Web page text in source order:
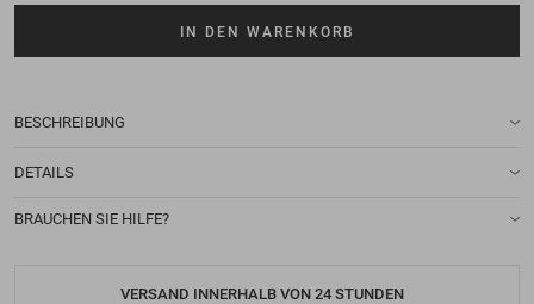
IN DEN WARENKORB
BESCHREIBUNG
DETAILS
BRAUCHEN SIE HILFE?
VERSAND INNERHALB VON 24 STUNDEN